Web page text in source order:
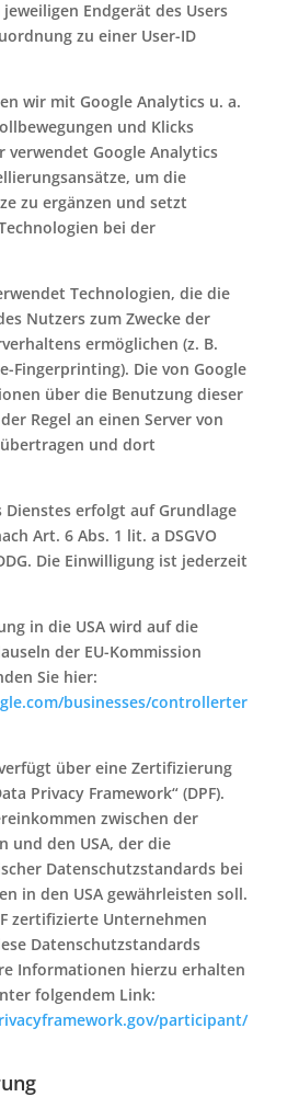
Endgerät des Users
zu einer User-ID
wir mit Google Analytics u. a.
und Klicks
verwendet Google Analytics
um die
zu ergänzen und setzt
bei der
Technologien, die die
Nutzers zum Zwecke der
ermöglichen (z. B.
Fingerprinting). Die von Google
über die Benutzung dieser
Regel an einen Server von
übertragen und dort
Dienstes erfolgt auf Grundlage
Art. 6 Abs. 1 lit. a DSGVO
Die Einwilligung ist jederzeit
in die USA wird auf die
der EU-Kommission
Sie hier:
businesses/controllerter
über eine Zertifizierung
Privacy Framework“ (DPF).
zwischen der
und den USA, der die
Datenschutzstandards bei
in den USA gewährleisten soll.
zertifizierte Unternehmen
Datenschutzstandards
Informationen hierzu erhalten
folgendem Link:
participant/